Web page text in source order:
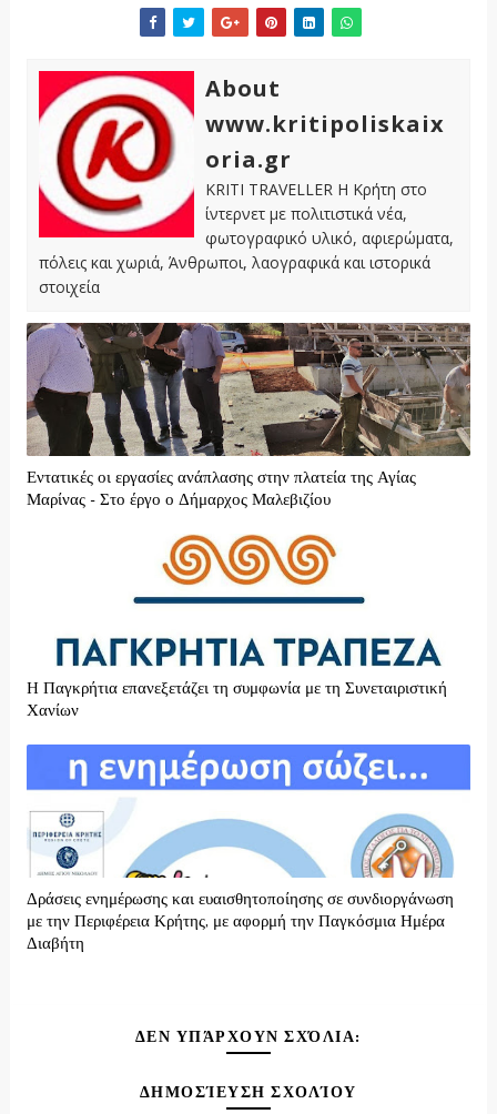
About
www.kritipoliskaix
oria.gr
KRITI TRAVELLER Η Κρήτη στο
ίντερνετ με πολιτιστικά νέα,
φωτογραφικό υλικό, αφιερώματα,
πόλεις και χωριά, Άνθρωποι, λαογραφικά και ιστορικά
στοιχεία
Εντατικές οι εργασίες ανάπλασης στην πλατεία της Αγίας
Μαρίνας - Στο έργο ο Δήμαρχος Μαλεβιζίου
H Παγκρήτια επανεξετάζει τη συμφωνία με τη Συνεταιριστική
Χανίων
Δράσεις ενημέρωσης και ευαισθητοποίησης σε συνδιοργάνωση
με την Περιφέρεια Κρήτης, με αφορμή την Παγκόσμια Ημέρα
Διαβήτη
ΔΕΝ ΥΠΆΡΧΟΥΝ ΣΧΌΛΙΑ:
ΔΗΜΟΣΊΕΥΣΗ ΣΧΟΛΊΟΥ